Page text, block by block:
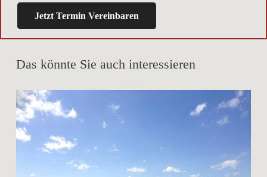
Jetzt Termin Vereinbaren
Das könnte Sie auch interessieren